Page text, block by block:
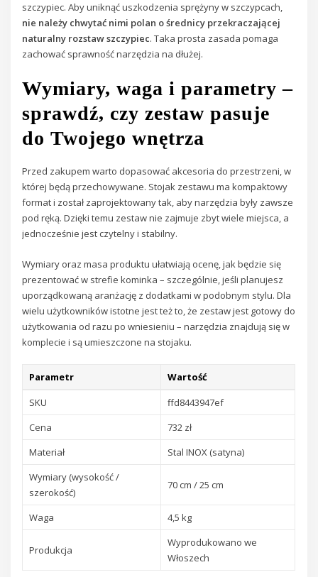
szczypiec. Aby uniknąć uszkodzenia sprężyny w szczypcach,
nie należy chwytać nimi polan o średnicy przekraczającej
naturalny rozstaw szczypiec. Taka prosta zasada pomaga
zachować sprawność narzędzia na dłużej.
Wymiary, waga i parametry –
sprawdź, czy zestaw pasuje
do Twojego wnętrza
Przed zakupem warto dopasować akcesoria do przestrzeni, w
której będą przechowywane. Stojak zestawu ma kompaktowy
format i został zaprojektowany tak, aby narzędzia były zawsze
pod ręką. Dzięki temu zestaw nie zajmuje zbyt wiele miejsca, a
jednocześnie jest czytelny i stabilny.
Wymiary oraz masa produktu ułatwiają ocenę, jak będzie się
prezentować w strefie kominka – szczególnie, jeśli planujesz
uporządkowaną aranżację z dodatkami w podobnym stylu. Dla
wielu użytkowników istotne jest też to, że zestaw jest gotowy do
użytkowania od razu po wniesieniu – narzędzia znajdują się w
komplecie i są umieszczone na stojaku.
Parametr
Wartość
SKU
ffd8443947ef
Cena
732 zł
Materiał
Stal INOX (satyna)
Wymiary (wysokość /
szerokość)
70 cm / 25 cm
Waga 4,5 kg
Produkcja
Wyprodukowano we
Włoszech